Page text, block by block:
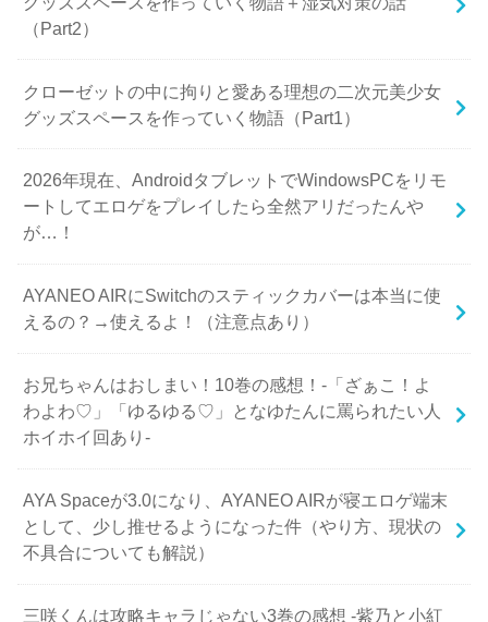
（Part2）
クローゼットの中に拘りと愛ある理想の二次元美少女
グッズスペースを作っていく物語（Part1）
2026年現在、AndroidタブレットでWindowsPCをリモ
ートしてエロゲをプレイしたら全然アリだったんや
が…！
AYANEO AIRにSwitchのスティックカバーは本当に使
えるの？→使えるよ！（注意点あり）
お兄ちゃんはおしまい！10巻の感想！-「ざぁこ！よ
わよわ♡」「ゆるゆる♡」となゆたんに罵られたい人
ホイホイ回あり-
AYA Spaceが3.0になり、AYANEO AIRが寝エロゲ端末
として、少し推せるようになった件（やり方、現状の
不具合についても解説）
三咲くんは攻略キャラじゃない3巻の感想 -紫乃と小紅